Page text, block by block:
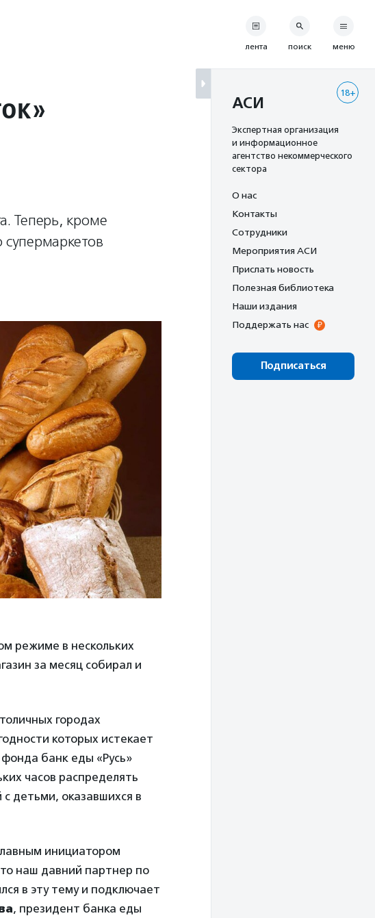
Теперь, кроме
супермаркетов
режиме в нескольких
за месяц собирал и
городах
которых истекает
банк еды «Русь»
часов распределять
детьми, оказавшихся в
инициатором
наш давний партнер по
в эту тему и подключает
, президент банка еды
лента поиск меню
18+
АСИ
Экспертная организация
и информационное
агентство некоммерческого
сектора
О нас
Контакты
Сотрудники
Мероприятия АСИ
Прислать новость
Полезная библиотека
Наши издания
Поддержать нас
Подписаться